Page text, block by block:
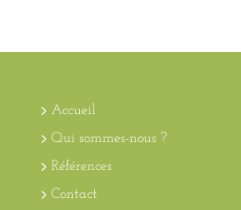
Accueil
Qui sommes-nous ?
Références
Contact